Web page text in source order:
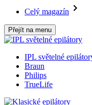
Celý magazín
Přejít na menu
IPL světelné
Braun
Philips
TrueLife